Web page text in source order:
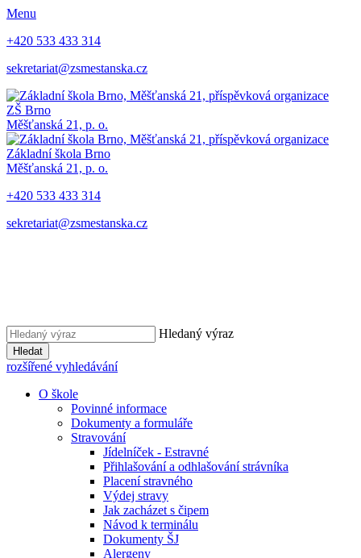
Menu
+420 533 433 314
sekretariat@zsmestanska.cz
ZŠ Brno
Měšťanská 21, p. o.
Základní škola Brno
Měšťanská 21, p. o.
+420 533 433 314
sekretariat@zsmestanska.cz
Hledaný výraz
Hledat
rozšířené vyhledávání
O škole
Povinné informace
Dokumenty a formuláře
Stravování
Jídelníček - Estravné
Přihlašování a odhlašování strávníka
Placení stravného
Výdej stravy
Jak zacházet s čipem
Návod k terminálu
Dokumenty ŠJ
Alergeny